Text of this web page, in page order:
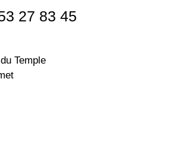
27 83 45
Temple